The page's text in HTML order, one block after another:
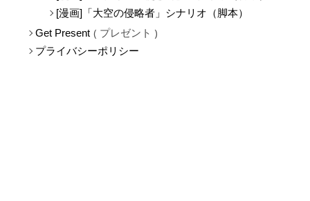
[漫画]「大空の侵略者」シナリオ（脚本）
Get Present
プレゼント
プライバシーポリシー